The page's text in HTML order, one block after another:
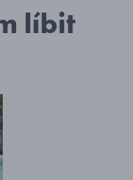
líbit